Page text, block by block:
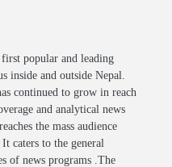
popular and leading
inside and outside Nepal.
continued to grow in reach
and analytical news
the mass audience
caters to the general
of news programs .The